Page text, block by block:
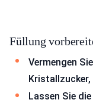
Füllung
Vermengen
Lassen Sie